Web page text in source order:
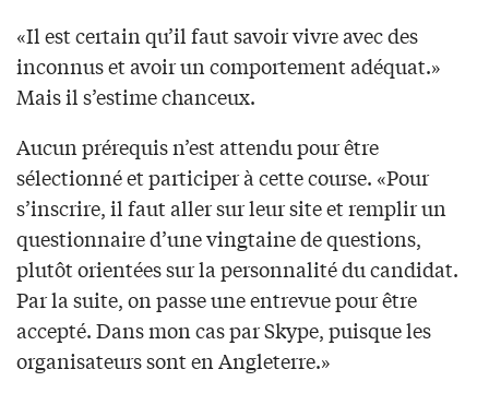
«Il est certain qu’il faut savoir vivre avec des
inconnus et avoir un comportement adéquat.»
Mais il s’estime chanceux.
Aucun prérequis n’est attendu pour être
sélectionné et participer à cette course. «Pour
s’inscrire, il faut aller sur leur site et remplir un
questionnaire d’une vingtaine de questions,
plutôt orientées sur la personnalité du candidat.
Par la suite, on passe une entrevue pour être
accepté. Dans mon cas par Skype, puisque les
organisateurs sont en Angleterre.»